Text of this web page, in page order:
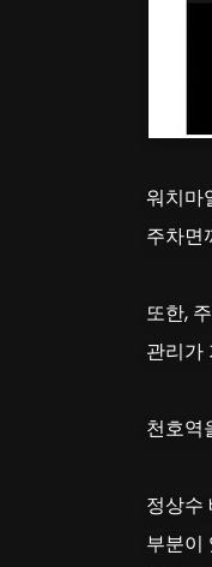
워치마
주차면
또한,
관리가
천호역
정상수
부분이